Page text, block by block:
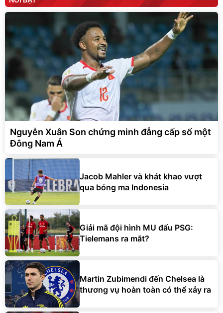
Nguyễn Xuân Son chứng minh đẳng cấp số một
Đông Nam Á
Jacob Mahler và khát khao vượt
qua bóng ma Indonesia
Giải mã đội hình MU đấu PSG:
Tielemans ra mắt?
Martin Zubimendi đến Chelsea là
thương vụ hoàn toàn có thể xảy ra